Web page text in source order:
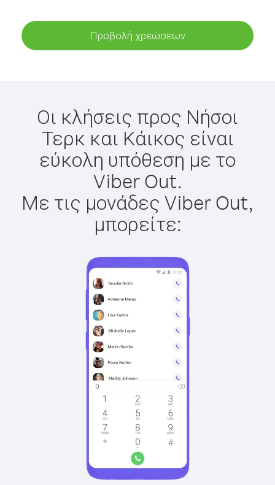
Προβολή χρεώσεων
Οι κλήσεις προς Νήσοι
Τερκ και Κάικος είναι
εύκολη υπόθεση με το
Viber Out.
Με τις μονάδες Viber Out,
μπορείτε: